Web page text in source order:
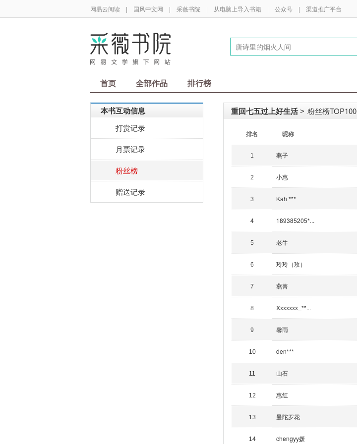
网易云阅读 | 国风中文网 | 采薇书院 | 从电脑上导入书籍 | 公众号 | 渠道推广平台
首页 全部作品 排行榜
本书互动信息
打赏记录
月票记录
粉丝榜
赠送记录
重回七五过上好生活 > 粉丝榜TOP100
排名 昵称
1 燕子
2 小惠
3 Kah ***
4 189385205*...
5 老牛
6 玲玲（玫）
7 燕菁
8 Xxxxxxx_**...
9 馨雨
10 den***
11 山石
12 惠红
13 曼陀罗花
14 chengyy媛